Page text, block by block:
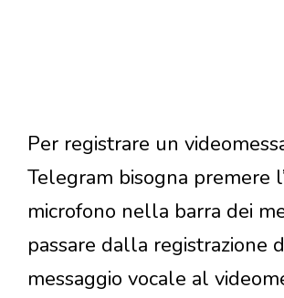
Per registrare un
Telegram bisogna premere
microfono nella barra dei
passare dalla registrazione
messaggio vocale al